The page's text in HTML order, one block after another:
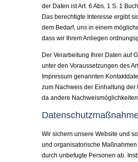
der Daten ist Art. 6 Abs. 1 S. 1
Das berechtigte Interesse ergibt
dem Bedarf, uns in einem
dass wir Ihrem Anliegen
Der Verarbeitung Ihrer Daten auf
unter den Voraussetzungen des
Impressum genannten
zum Nachweis der Einhaltung der
da andere
Wir sichern unsere Website und
und organisatorische
durch unbefugte Per­sonen ab.